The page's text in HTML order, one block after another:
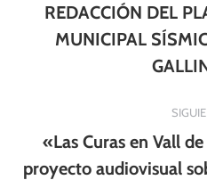
REDACCIÓN DEL
MUNICIPAL
«Las Curas en Vall
proyecto audiovisual